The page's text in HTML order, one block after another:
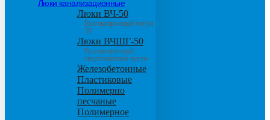
Люки канализационные
Люки ВЧ-50
Высокопрочный чугун
50
Люки ВЧШГ-50
Высокопрочный
сверхтяжелый чугун
Железобетонные
Пластиковые
Полимерно
песчаные
Полимерное